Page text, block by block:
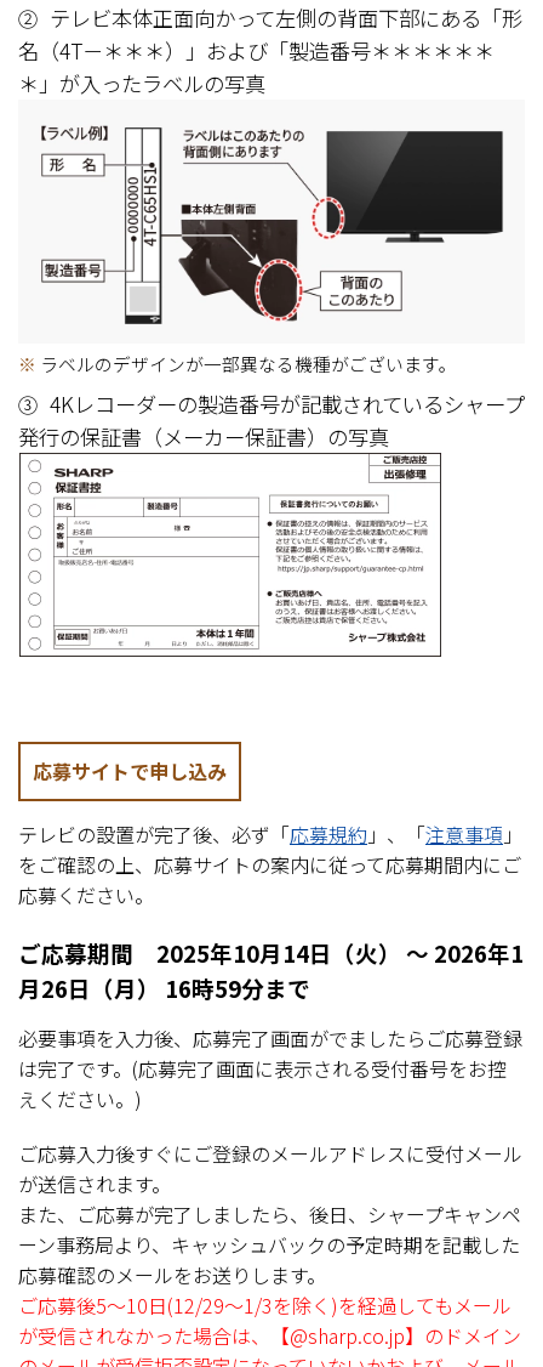
② テレビ本体正面向かって左側の背面下部にある「形
名（4T－＊＊＊）」および「製造番号＊＊＊＊＊＊
＊」が入ったラベルの写真
※ ラベルのデザインが一部異なる機種がございます。
③ 4Kレコーダーの製造番号が記載されているシャープ
発行の保証書（メーカー保証書）の写真
応募サイトで申し込み
テレビの設置が完了後、必ず「応募規約 」、「注意事項 」
をご確認の上、応募サイトの案内に従って応募期間内にご
応募ください。
ご応募期間 2025年10月14日（火） ～ 2026年1
月26日（月） 16時59分まで
必要事項を入力後、応募完了画面がでましたらご応募登録
は完了です。(応募完了画面に表示される受付番号をお控
えください。)
ご応募入力後すぐにご登録のメールアドレスに受付メール
が送信されます。
また、ご応募が完了しましたら、後日、シャープキャンペ
ーン事務局より、キャッシュバックの予定時期を記載した
応募確認のメールをお送りします。
ご応募後5～10日(12/29～1/3を除く)を経過してもメール
が受信されなかった場合は、【@sharp.co.jp】のドメイン